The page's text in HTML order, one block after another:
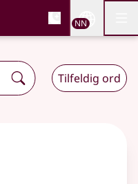
og
NN
Tilfeldig ord